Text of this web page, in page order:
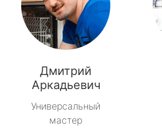
Дмитрий
Аркадьевич
Универсальный
мастер